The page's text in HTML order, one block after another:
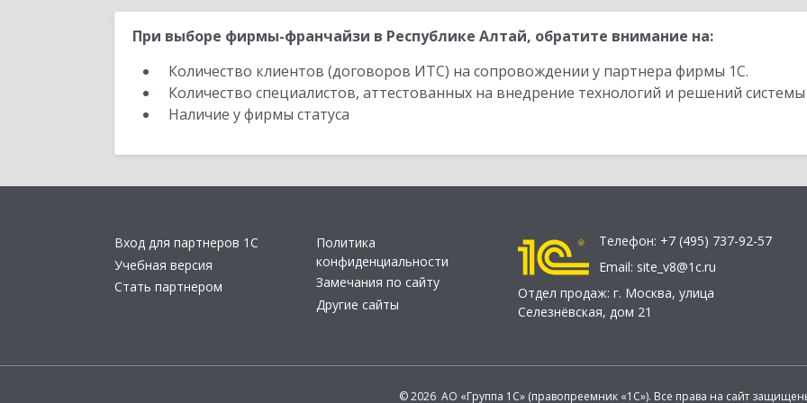
При выборе фирмы-франчайзи в Республике Алтай, обратите внимание на:
Количество клиентов (договоров ИТС) на сопровождении у партнера фирмы 1С.
Количество специалистов, аттестованных на внедрение технологий и решений
Наличие у фирмы статуса
Вход для партнеров 1С
Учебная версия
Стать партнером
Политика
конфиденциальности
Замечания по сайту
Другие сайты
Телефон: +7 (495) 737-92-57
Email: site_v8@1c.ru
Отдел продаж: г. Москва, улица
Селезнёвская, дом 21
© 2026 АО «Группа 1С» (правопреемник «1С»). Все права на сайт